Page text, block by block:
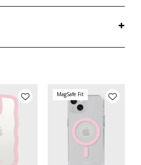
+
MagSafe Fit